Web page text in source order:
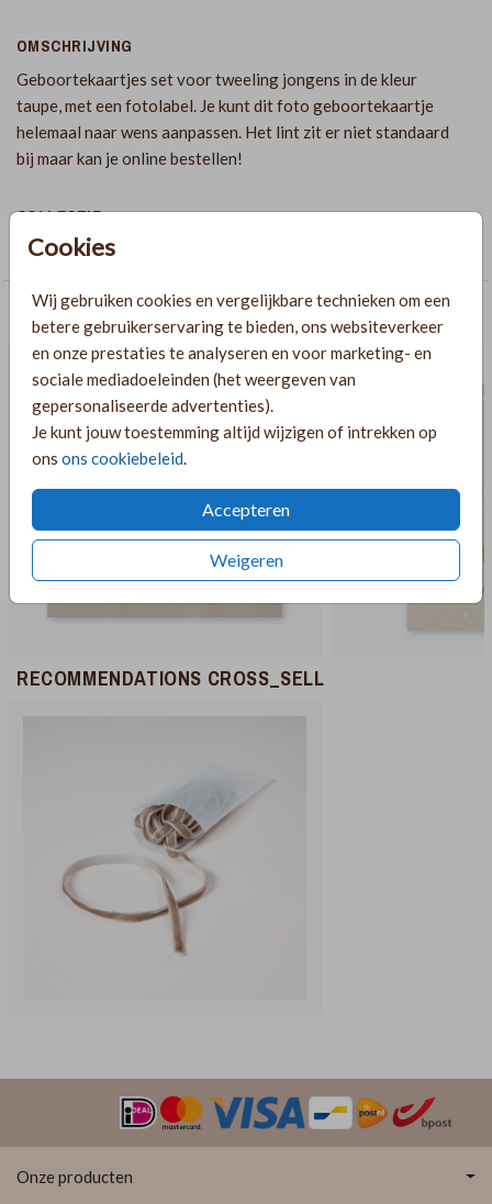
Cookies
Wij gebruiken cookies en vergelijkbare technieken om een
betere gebruikerservaring te bieden, ons websiteverkeer
en onze prestaties te analyseren en voor marketing- en
sociale mediadoeleinden (het weergeven van
gepersonaliseerde advertenties).
Je kunt jouw toestemming altijd wijzigen of intrekken op
ons ons cookiebeleid.
Accepteren
Weigeren
OMSCHRIJVING
Geboortekaartjes set voor tweeling jongens in de kleur
taupe, met een fotolabel. Je kunt dit foto geboortekaartje
helemaal naar wens aanpassen. Het lint zit er niet standaard
bij maar kan je online bestellen!
COLLECTIE
Langwerpige labelkaarten
AANBEVOLEN
RECOMMENDATIONS CROSS_SELL
Onze producten